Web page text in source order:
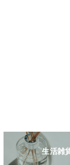
生活雑